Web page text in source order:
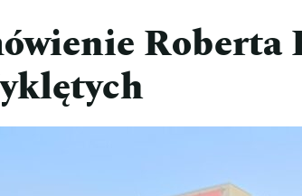
Roberta